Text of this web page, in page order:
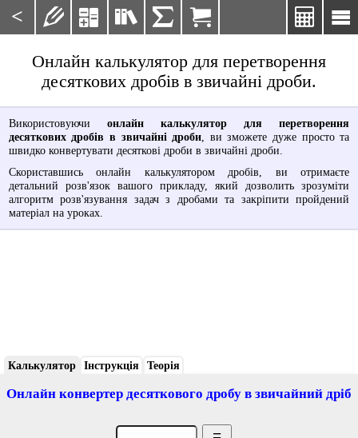
< 

    
Онлайн калькулятор для перетворення
десяткових дробів в звичайні дроби.
Використовуючи онлайн калькулятор для перетворення
десяткових дробів в звичайні дроби , ви зможете дуже просто та
швидко конвертувати десяткові дроби в звичайні дроби.
Скориставшись онлайн калькулятором дробів, ви отримаєте
детальний розв'язок вашого прикладу, який дозволить зрозуміти
алгоритм розв'язування задач з дробами та закріпити пройдений
матеріал на уроках.
Калькулятор Інструкція Теорія
Онлайн конвертер десяткового дробу в звичайний дріб